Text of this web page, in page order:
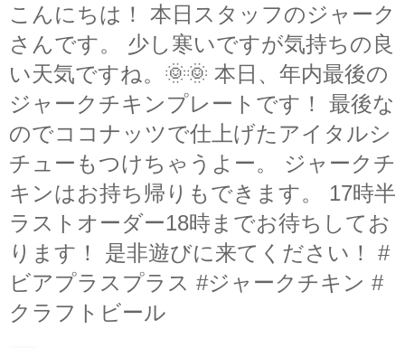
こんにちは！ 本日スタッフのジャーク
さんです。 少し寒いですが気持ちの良
い天気ですね。🌞🌞 本日、年内最後の
ジャークチキンプレートです！ 最後な
のでココナッツで仕上げたアイタルシ
チューもつけちゃうよー。 ジャークチ
キンはお持ち帰りもできます。 17時半
ラストオーダー18時までお待ちしてお
ります！ 是非遊びに来てください！ #
ビアプラスプラス #ジャークチキン #
クラフトビール